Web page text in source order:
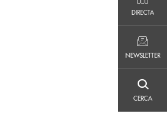
DIRECTA
NEWSLETTER
CERCA